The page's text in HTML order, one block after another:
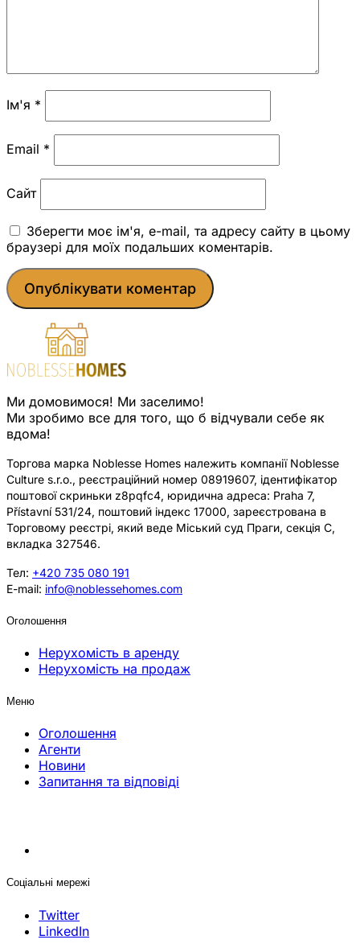
Ім'я *
Email *
Сайт
Зберегти моє ім'я, e-mail, та адресу сайту в цьому
браузері для моїх подальших коментарів.
Ми домовимося! Ми заселимо!
Ми зробимо все для того, що б відчували себе як
вдома!
Торгова марка Noblesse Homes належить компанії Noblesse
Culture s.r.o., реєстраційний номер 08919607, ідентифікатор
поштової скриньки z8pqfc4, юридична адреса: Praha 7,
Přístavní 531/24, поштовий індекс 17000, зареєстрована в
Торговому реєстрі, який веде Міський суд Праги, секція C,
вкладка 327546.
Тел: +420 735 080 191
E-mail: info@noblessehomes.com
Оголошення
Нерухомість в аренду
Нерухомість на продаж
Меню
Оголошення
Агенти
Новини
Запитання та відповіді
Соціальні мережі
Twitter
LinkedIn